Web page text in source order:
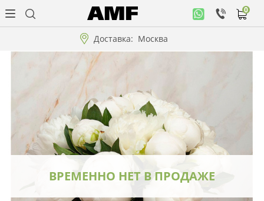
Доставка: Москва
0
кабинет
Музыкальная
Композиции
Коллекции!!!
ВРЕМЕННО НЕТ В ПРОДАЖЕ